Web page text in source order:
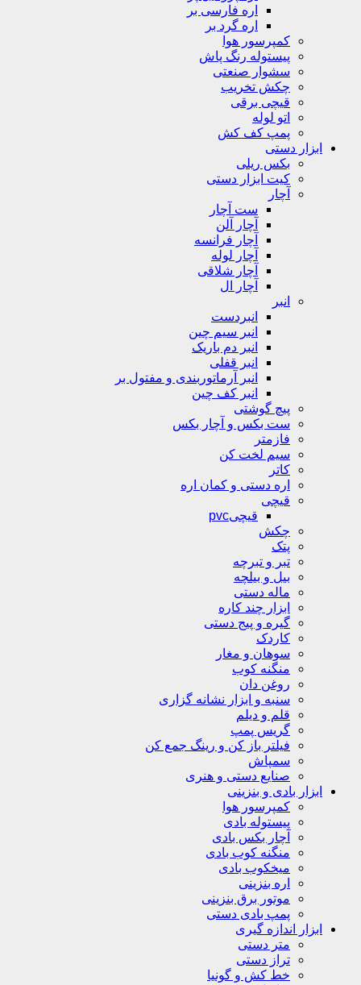
اره فارسی بر
اره گرد بر
کمپرسور هوا
پیستوله رنگ پاش
سشوار صنعتی
چکش تخریب
قیچی برقی
اتو لوله
پمپ کف کش
ابزار دستی
بکس ریلی
کیت ابزار دستی
آچار
ست آچار
آچار آلن
آچار فرانسه
آچار لوله
آچار شلاقی
آچار ال
انبر
انبردست
انبر سیم چین
انبر دم باریک
انبر قفلی
انبر آرماتوربندی و مفتول بر
انبر کف چین
پیچ گوشتی
ست بکس و آچار بکس
فازمتر
سیم لخت کن
کاتر
اره دستی و کمان اره
قیچی
قیچیpvc
چکش
پتک
تبر و تبرچه
بیل و بیلچه
ماله دستی
ابزار چند کاره
گیره و پیج دستی
کاردک
سوهان و مغار
منگنه کوب
روغن دان
سنبه و ابزار نشانه گزاری
قلم و دیلم
گریس پمپ
فیلتر باز کن و رینگ جمع کن
سمپاش
صنایع دستی و هنری
ابزار بادی و بنزینی
کمپرسور هوا
پیستوله بادی
آچار بکس بادی
منگنه کوب بادی
میخکوب بادی
اره بنزینی
موتور برق بنزینی
پمپ بادی دستی
ابزار اندازه گیری
متر دستی
تراز دستی
خط کش و گونیا